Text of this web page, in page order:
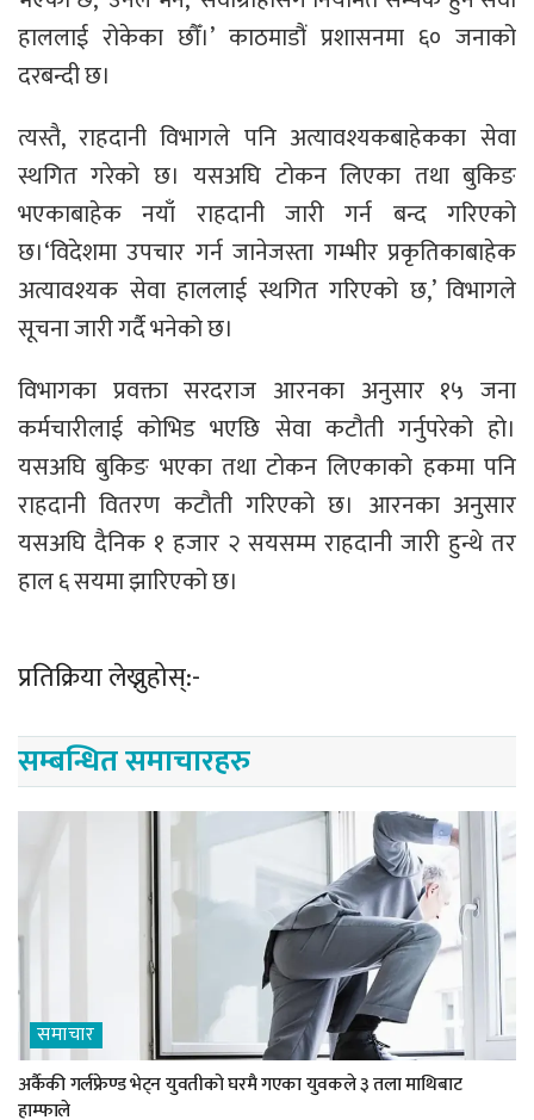
हाललाई रोकेका छौँ।’ काठमाडौं प्रशासनमा ६० जनाको
दरबन्दी छ।
त्यस्तै, राहदानी विभागले पनि अत्यावश्यकबाहेकका सेवा
स्थगित गरेको छ। यसअघि टोकन लिएका तथा बुकिङ
भएकाबाहेक नयाँ राहदानी जारी गर्न बन्द गरिएको
छ।‘विदेशमा उपचार गर्न जानेजस्ता गम्भीर प्रकृतिकाबाहेक
अत्यावश्यक सेवा हाललाई स्थगित गरिएको छ,’ विभागले
सूचना जारी गर्दै भनेको छ।
विभागका प्रवक्ता सरदराज आरनका अनुसार १५ जना
कर्मचारीलाई कोभिड भएछि सेवा कटौती गर्नुपरेको हो।
यसअघि बुकिङ भएका तथा टोकन लिएकाको हकमा पनि
राहदानी वितरण कटौती गरिएको छ। आरनका अनुसार
यसअघि दैनिक १ हजार २ सयसम्म राहदानी जारी हुन्थे तर
हाल ६ सयमा झारिएको छ।
प्रतिक्रिया लेख्नुहोस्:-
सम्बन्धित समाचारहरु
समाचार
अर्कैकी गर्लफ्रेण्ड भेट्न युवतीको घरमै गएका युवकले ३ तला माथिबाट
हाम्फाले